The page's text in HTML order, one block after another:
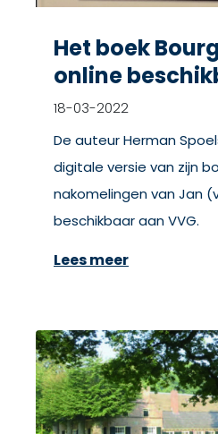
Het boek
online
18-03-2022
De auteur Herman
digitale versie van zijn
nakomelingen van Jan
beschikbaar aan VVG.
Lees meer